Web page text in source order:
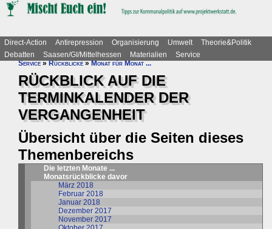
Direct-Action Antirepression Organisierung Umwelt
Theorie&Politik
Debatten
Saasen/GI/Mittelhessen Materialien
Service
Service»Rückblicke»Monat für Monat ...
RÜCKBLICK AUF DIE
TERMINKALENDER DER
VERGANGENHEIT
Übersicht über die Seiten dieses
Themenbereichs
Die letzten Monate ...
Monatsrückblicke davor
März 2018
Februar 2018
Januar 2018
Dezember 2017
November 2017